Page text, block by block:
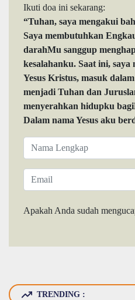
Ikuti doa ini sekarang:
“Tuhan, saya mengakui
Saya membutuhkan
darahMu sanggup
kesalahanku. Saat ini,
Yesus Kristus, masuk
menjadi Tuhan dan
menyerahkan hidupku
Dalam nama Yesus aku
Apakah Anda sudah
TRENDING :